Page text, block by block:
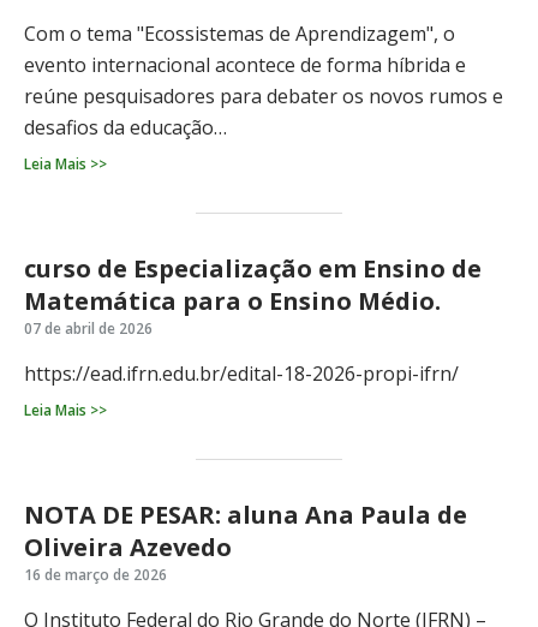
Com o tema "Ecossistemas de Aprendizagem", o
evento internacional acontece de forma híbrida e
reúne pesquisadores para debater os novos rumos e
desafios da educação…
Leia Mais >>
curso de Especialização em Ensino de
Matemática para o Ensino Médio.
07 de abril de 2026
https://ead.ifrn.edu.br/edital-18-2026-propi-ifrn/
Leia Mais >>
NOTA DE PESAR: aluna Ana Paula de
Oliveira Azevedo
16 de março de 2026
O Instituto Federal do Rio Grande do Norte (IFRN) –